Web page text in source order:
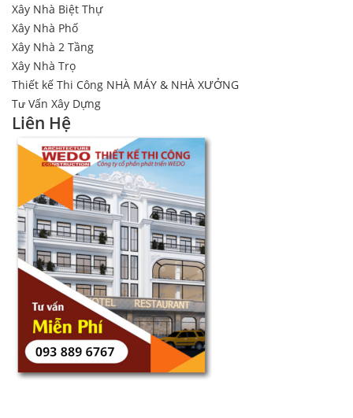
Xây Nhà Biệt Thự
Xây Nhà Phố
Xây Nhà 2 Tầng
Xây Nhà Trọ
Thiết kế Thi Công NHÀ MÁY & NHÀ XƯỞNG
Tư Vấn Xây Dựng
Liên Hệ